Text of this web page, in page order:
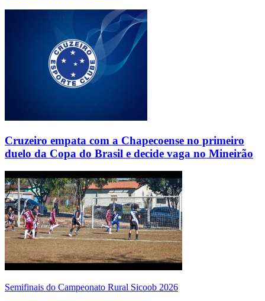
Cruzeiro empata com a Chapecoense no primeiro
duelo da Copa do Brasil e decide vaga no Mineirão
Semifinais do Campeonato Rural Sicoob 2026